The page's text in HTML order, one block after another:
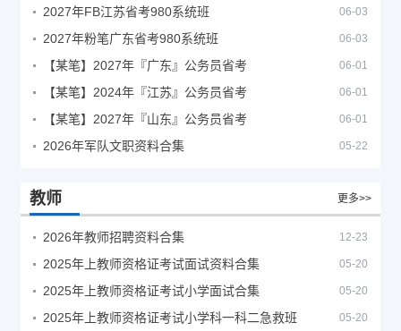
2027年FB江苏省考980系统班 06-03
2027年粉笔广东省考980系统班 06-03
【某笔】2027年『广东』公务员省考 06-01
【某笔】2024年『江苏』公务员省考 06-01
【某笔】2027年『山东』公务员省考 06-01
2026年军队文职资料合集 05-22
教师 更多>>
2026年教师招聘资料合集 12-23
2025年上教师资格证考试面试资料合集 05-20
2025年上教师资格证考试小学面试合集 05-20
2025年上教师资格证考试小学科一科二急救班 05-20